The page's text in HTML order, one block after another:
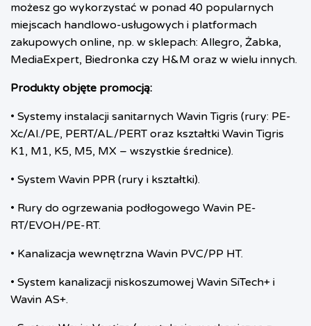
możesz go wykorzystać w ponad 40 popularnych
miejscach handlowo-usługowych i platformach
zakupowych online, np. w sklepach: Allegro, Żabka,
MediaExpert, Biedronka czy H&M oraz w wielu innych.
Produkty objęte promocją:
• Systemy instalacji sanitarnych Wavin Tigris (rury: PE-
Xc/Al./PE, PERT/AL./PERT oraz kształtki Wavin Tigris
K1, M1, K5, M5, MX – wszystkie średnice).
• System Wavin PPR (rury i kształtki).
• Rury do ogrzewania podłogowego Wavin PE-
RT/EVOH/PE-RT.
• Kanalizacja wewnętrzna Wavin PVC/PP HT.
• System kanalizacji niskoszumowej Wavin SiTech+ i
Wavin AS+.